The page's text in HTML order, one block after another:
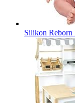
Silikon